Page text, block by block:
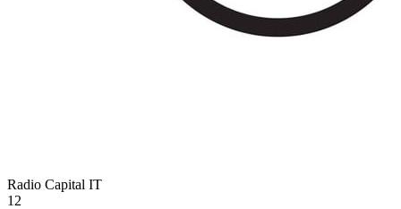
Radio Capital IT
12